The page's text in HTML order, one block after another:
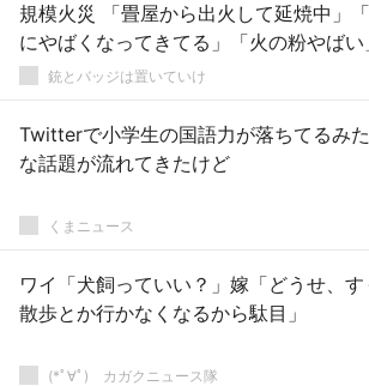
規模火災 「畳屋から出火して延焼中」
にやばくなってきてる」「火の粉やばい
銃とバッジは置いていけ
Twitterで小学生の国語力が落ちてるみ
な話題が流れてきたけど
くまニュース
ワイ「犬飼っていい？」嫁「どうせ、す
散歩とか行かなくなるから駄目」
(*ﾟ∀ﾟ)ゞカガクニュース隊